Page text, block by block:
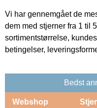
Vi har gennemgået de
dem med stjerner fra 1 til
sortimentstørrelse,
betingelser,
Bedst
Webshop